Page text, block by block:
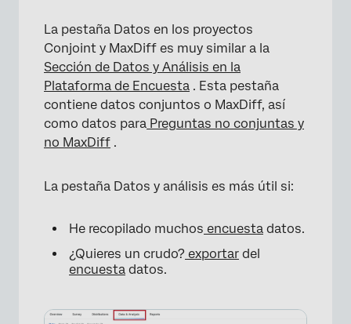
La pestaña Datos en los proyectos
Conjoint y MaxDiff es muy similar a la
Sección de Datos y Análisis en la
Plataforma de Encuesta . Esta pestaña
contiene datos conjuntos o MaxDiff, así
como datos para Preguntas no conjuntas y
no MaxDiff .
La pestaña Datos y análisis es más útil si:
He recopilado muchos encuesta datos.
¿Quieres un crudo? exportar del
encuesta datos.